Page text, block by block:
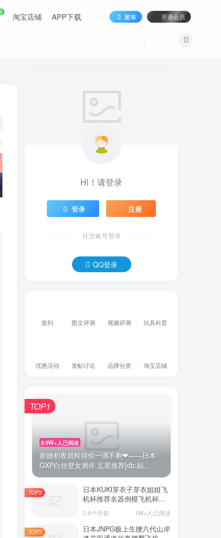
淘宝店铺 APP下载 发布 开通会员
HI！请登录
登录 注册
社交账号登录
QQ登录
签到 图文评测 视频评测 玩具科普
优惠活动 发帖讨论 品牌分类 淘宝店铺
8.9W+人已阅读
新婚初夜就榨得你一滴不剩❤——日本
GXP白丝壁女测评 五星推荐[db:副...
TOP1
日本KUKI芽衣子芽衣姐姐飞
机杯推荐名器倒模飞机杯测
6个月前 1W+人已阅读
TOP2
日本JNPG极上生腰六代山岸
TOP3